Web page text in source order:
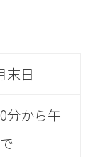
末日
分から午